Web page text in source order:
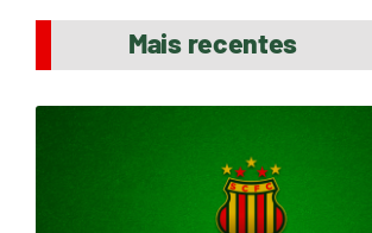
Mais recentes